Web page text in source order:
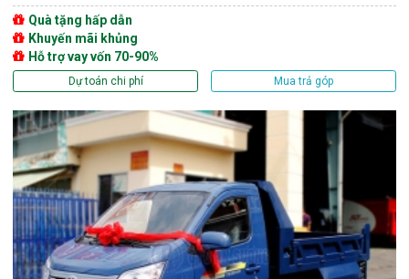
Quà tặng hấp dẫn
Khuyến mãi khủng
Hỗ trợ vay vốn 70-90%
Dự toán chi phí Mua trả góp